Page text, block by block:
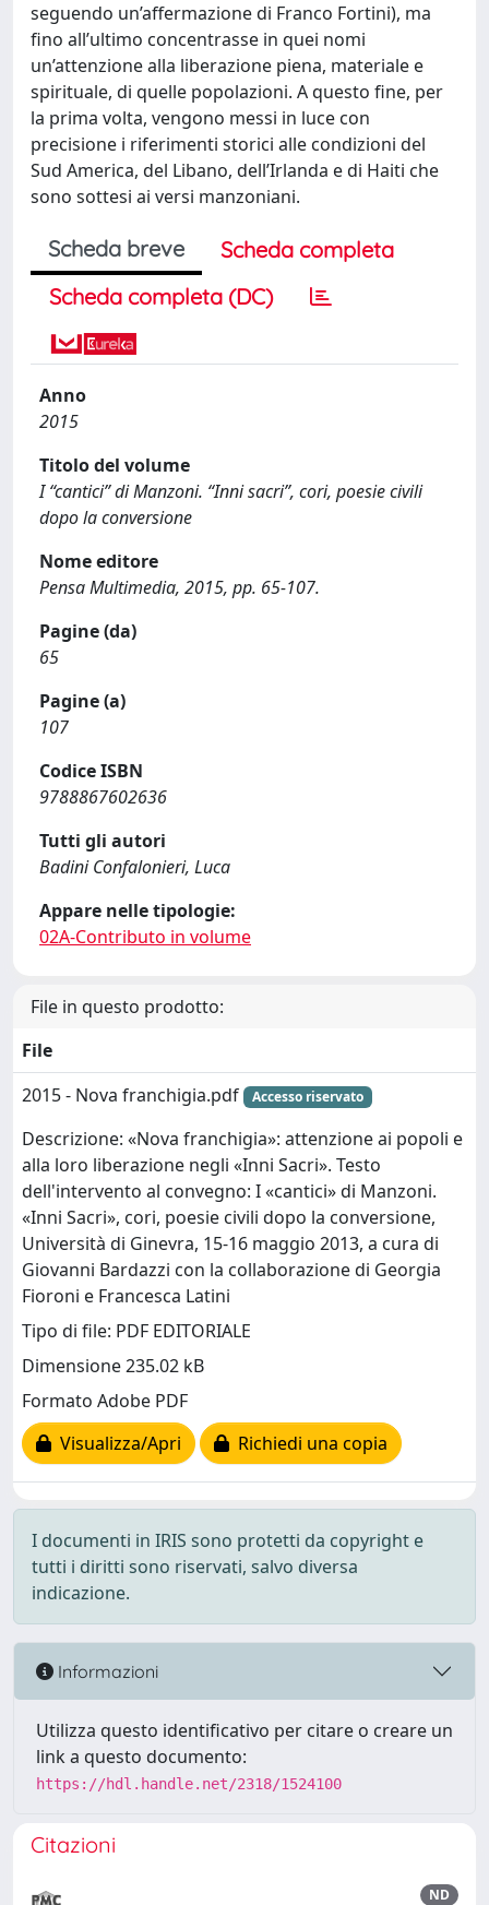
seguendo un’affermazione di Franco Fortini), ma
fino all’ultimo concentrasse in quei nomi
un’attenzione alla liberazione piena, materiale e
spirituale, di quelle popolazioni. A questo fine, per
la prima volta, vengono messi in luce con
precisione i riferimenti storici alle condizioni del
Sud America, del Libano, dell’Irlanda e di Haiti che
sono sottesi ai versi manzoniani.
Scheda breve
Scheda completa
Scheda completa (DC)
Anno
2015
Titolo del volume
I “cantici” di Manzoni. “Inni sacri”, cori, poesie civili
dopo la conversione
Nome editore
Pensa Multimedia, 2015, pp. 65-107.
Pagine (da)
65
Pagine (a)
107
Codice ISBN
9788867602636
Tutti gli autori
Badini Confalonieri, Luca
Appare nelle tipologie:
02A-Contributo in volume
File in questo prodotto:
File
2015 - Nova franchigia.pdf
Accesso riservato
Descrizione: «Nova franchigia»: attenzione ai popoli e
alla loro liberazione negli «Inni Sacri». Testo
dell'intervento al convegno: I «cantici» di Manzoni.
«Inni Sacri», cori, poesie civili dopo la conversione,
Università di Ginevra, 15-16 maggio 2013, a cura di
Giovanni Bardazzi con la collaborazione di Georgia
Fioroni e Francesca Latini
Tipo di file: PDF EDITORIALE
Dimensione 235.02 kB
Formato Adobe PDF
Visualizza/Apri
Richiedi una copia
I documenti in IRIS sono protetti da copyright e
tutti i diritti sono riservati, salvo diversa
indicazione.
Informazioni
Utilizza questo identificativo per citare o creare un
link a questo documento:
https://hdl.handle.net/2318/1524100
Citazioni
ND